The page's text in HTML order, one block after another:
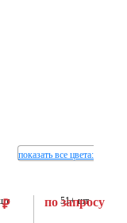
показать все цвета:
₽ 51+ шт
по запросу